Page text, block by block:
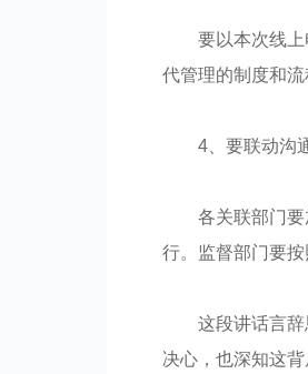
要以本次线
代管理的制度和
4、要联动沟
各关联部门
行。监督部门要
这段讲话言
决心，也深知这